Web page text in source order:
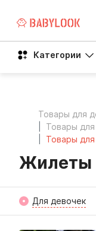
Категории
Товары для
Товары
Товары
Жилеты
Для девочек